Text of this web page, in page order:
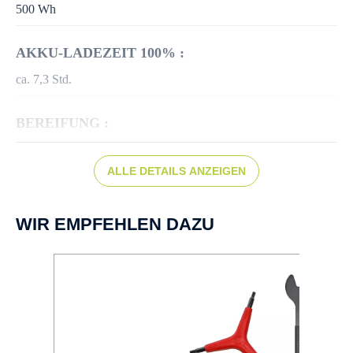
500 Wh
AKKU-LADEZEIT 100% :
ca. 7,3 Std.
BEREIFUNG :
Scheibenbremse hydr.
ALLE DETAILS ANZEIGEN
WIR EMPFEHLEN DAZU